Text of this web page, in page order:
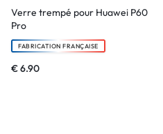
Verre trempé pour Huawei P60
Pro
FABRICATION FRANÇAISE
€6.90